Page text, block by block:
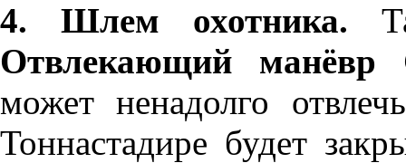
4. Шлем охотника.
Отвлекающий манёвр
может ненадолго
Тоннастадире будет